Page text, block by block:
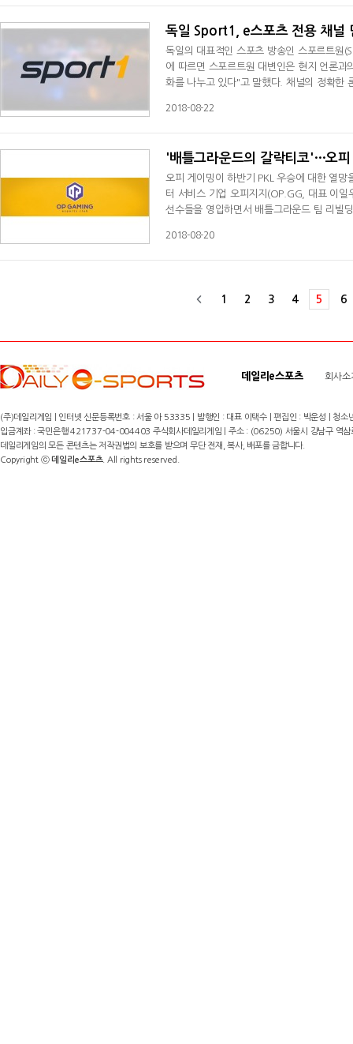
독일 Sport1, e스포츠 전용 채널
독일의 대표적인 스포츠 방송인 스포르트원
에 따르면 스포르트원 대변인은 현지 언론
화를 나누고 있다"고 말했다. 채널의 정확한 론칭 시기나 채
챔피언십 시리즈 등을 방송해왔다. 스포르트원이 스포츠 채널에서 방송을 편성하지 않고 e스포츠 전용 채널을 따로 만드
2018-08-22
오피 게이밍이 하반기 PKL 우승에 대한 열망을 대형 선
터 서비스 기업 오피지지(OP.GG, 대표 이
선수들을 영입하면서 배틀그라운드 팀 리빌딩을 완료했다. 먼저 오피 게이밍 헌터스는 '태
난 젠지 블랙의 '섹시피그' 한재현까지 영입하면서 5인 로스터를 완
2018-08-20
1 2 3 4 5 6
데일리e스포츠 회사소
(주)데일리게임 | 인터넷 신문등록번호 : 서울 아 53335 | 발행인 : 대표 이택수 | 편집인 : 박운성 |
입금계좌 : 국민은행 421737-04-004403 주식회사데일리게임 | 주소 : (06250) 서울시 강남구
데일리게임의 모든 콘텐츠는 저작권법의 보호를 받으며 무단 전재, 복사, 배포를 금합니다.
Copyright ⓒ데일리e스포츠. All rights reserved.